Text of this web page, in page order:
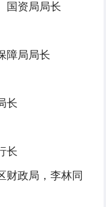
国资局局长
障局局长
长
长
财政局，李林同